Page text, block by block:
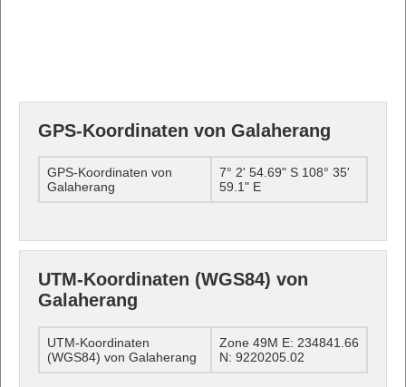
GPS-Koordinaten von Galaherang
GPS-Koordinaten von
Galaherang
7° 2' 54.69" S 108° 35'
59.1" E
UTM-Koordinaten (WGS84) von
Galaherang
UTM-Koordinaten
(WGS84) von Galaherang
Zone 49M E: 234841.66
N: 9220205.02